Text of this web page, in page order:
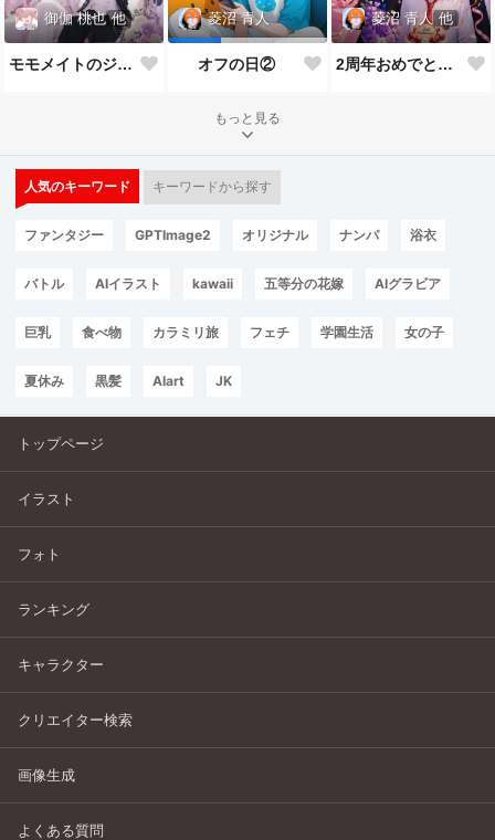
御伽 桃也 他
モモメイトのジューンブライド*:✨\( ॑˘ ॑◍\ 💒💍 ﾉ◍ ॑˘ ॑ )ﾉ✨:*
菱沼 青人
オフの日②
菱沼 青人 他
2周年おめでとうございます🎉🎂
もっと見る
人気のキーワード キーワードから探す
ファンタジー GPTImage2 オリジナル ナンパ 浴衣
バトル AIイラスト kawaii 五等分の花嫁 AIグラビア
巨乳 食べ物 カラミリ旅 フェチ 学園生活 女の子
夏休み 黒髪 AIart JK
トップページ
イラスト
フォト
ランキング
キャラクター
クリエイター検索
画像生成
よくある質問